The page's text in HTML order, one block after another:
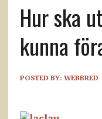
Hur ska
kunna
POSTED BY: WEBBRED